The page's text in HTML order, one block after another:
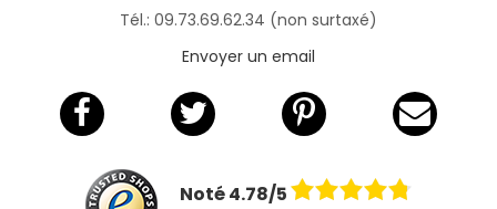
Tél.: 09.73.69.62.34 (non surtaxé)
Envoyer un email
Noté 4.78/5